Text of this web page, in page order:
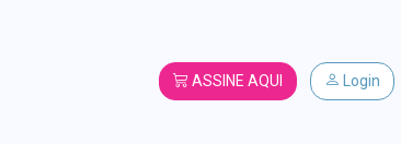
ASSINE AQUI Login